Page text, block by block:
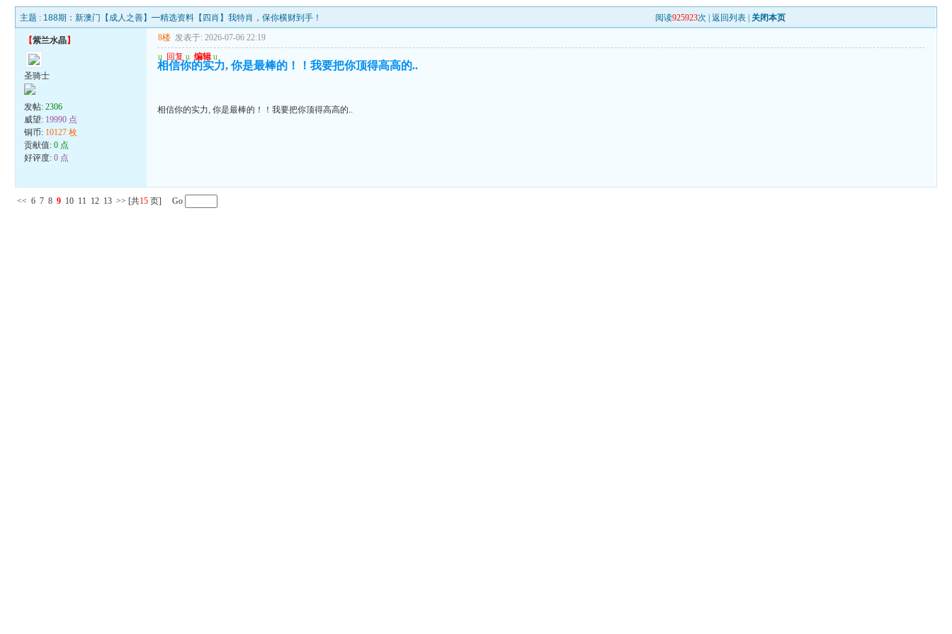
主题 : 188期：新澳门【成人之善】━精选资料【四肖】我特肖，保你横财到手！ 阅读925923次 |返回列表 关闭本页
【紫兰水晶】
圣骑士
发帖:2306
威望: 19990 点
铜币: 10127 枚
贡献值:0 点
好评度:0 点
8楼 发表于: 2026-07-06 22:19
u 回复 u 编辑 u
相信你的实力, 你是最棒的！！我要把你顶得高高的..
相信你的实力, 你是最棒的！！我要把你顶得高高的..
<< 6 7 8 9 10 11 12 13 >> [共15 页] Go